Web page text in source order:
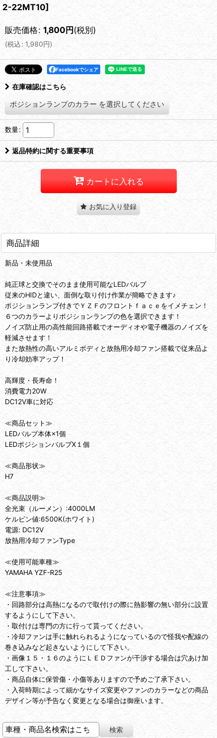
2-22MT10]
販売価格: 1,800円(税別)
(税込: 1,980円)
Facebookでシェア
在庫確認はこちら
ポジションランプのカラー を選択してください
数量:
返品特約に関する重要事項
カートに入れる
お気に入り登録
商品詳細
新品・未使用品
純正球と交換でそのまま使用可能なLEDバルブ
従来のHIDと違い、面倒な取り付け作業が簡略できます♪
ポジションランプ付きでＹＺＦのフロントｆａｃｅをイメチェン！
６つのカラーよりポジションランプの色を選択できます！
ノイズ防止用の高性能回路搭載でオーディオや電子機器のノイズを
軽減させます！
また放熱性の高いアルミボディと放熱用冷却ファン搭載で従来品よ
り冷却効率アップ！
高輝度・長寿命！
消費電力20W
DC12V車に対応
≪商品セット≫
LEDバルブ本体×1個
LEDポジションバルブX１個
≪商品形状≫
H7
≪商品説明≫
全光束（ルーメン）:4000LM
ケルビン値:6500K(ホワイト)
電源: DC12V
放熱用冷却ファンType
≪使用可能車種≫
YAMAHA YZF-R25
≪注意事項≫
・回路部分は高熱になるので取付けの際に熱影響の無い部分に設置
するようにして下さい。
・取付けは専門の方に行って貰ってください。
・冷却ファンは手に触れられるようになっているので怪我や配線の
巻き込みなど起きないようにして下さい。
・画像１５・１６のようにＬＥＤファンが干渉する場合は穴あけ加
工して下さい。
・商品自体に保管傷・小傷等ありますので予めご了承下さい。
・入荷時期によって細かなサイズ変更やファンのカラーなどの商品
デザイン等が予告なく変更となる場合は御座います。